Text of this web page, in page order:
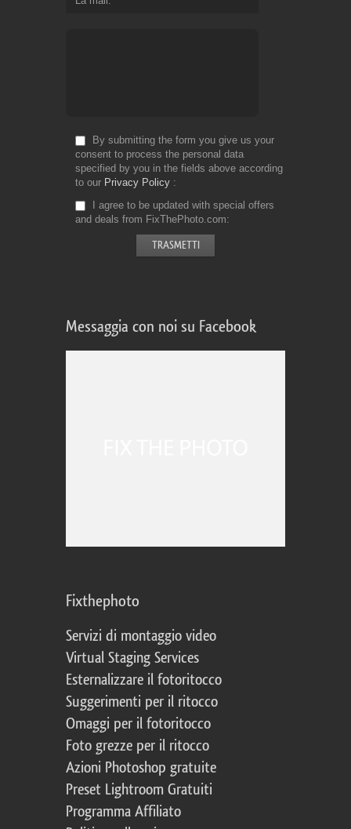
By submitting the form you give us your
consent to process the personal data
specified by you in the fields above according
to our Privacy Policy
I agree to be updated with special offers
and deals from FixThePhoto.com
Messaggia con noi su Facebook
Fixthephoto
Servizi di montaggio video
Virtual Staging Services
Esternalizzare il fotoritocco
Suggerimenti per il ritocco
Omaggi per il fotoritocco
Foto grezze per il ritocco
Azioni Photoshop gratuite
Preset Lightroom Gratuiti
Programma Affiliato